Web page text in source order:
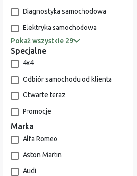
Diagnostyka samochodowa
Elektryka samochodowa
Pokaż wszystkie 29
Specjalne
4x4
Odbiór samochodu od klienta
Otwarte teraz
Promocje
Marka
Alfa Romeo
Aston Martin
Audi